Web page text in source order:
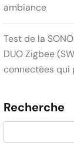
ambiance
Test de la
DUO Zigbee
connectées qui
Recherche